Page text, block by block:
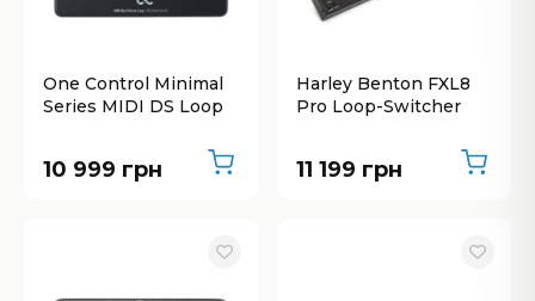
One Control Minimal
Series MIDI DS Loop
10 999 грн
Harley Benton FXL8
Pro Loop-Switcher
11 199 грн